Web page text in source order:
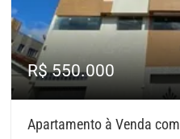
R$ 550.000
Apartamento à Venda